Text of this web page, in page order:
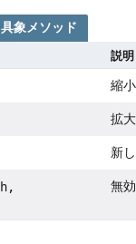
具象メソッド
説明
縮
拡
新
無